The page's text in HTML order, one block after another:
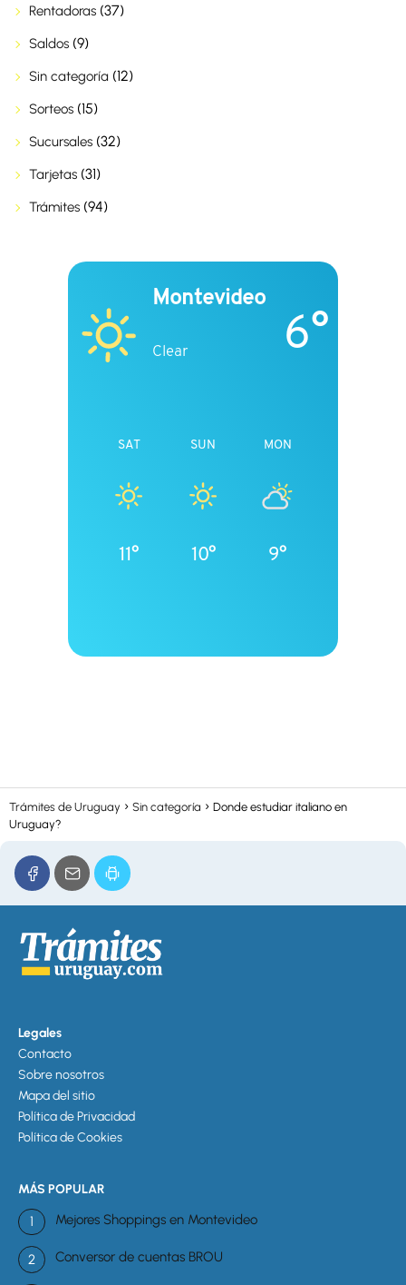
Rentadoras (37)
Saldos (9)
Sin categoría (12)
Sorteos (15)
Sucursales (32)
Tarjetas (31)
Trámites (94)
Montevideo
Clear 6°
SAT
11°
SUN
10°
MON
9°
Trámites de Uruguay Sin categoría
Donde estudiar italiano en
Uruguay?
Legales
Contacto
Sobre nosotros
Mapa del sitio
Política de Privacidad
Política de Cookies
MÁS POPULAR
Mejores Shoppings en Montevideo
Conversor de cuentas BROU